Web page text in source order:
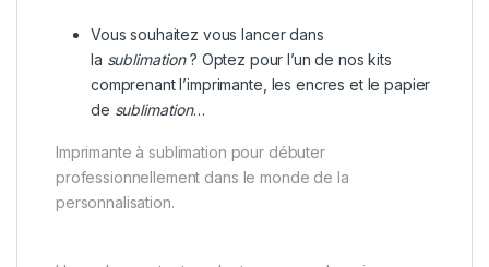
Vous souhaitez vous lancer dans
la sublimation? Optez pour l’un de nos kits
comprenant l’imprimante, les encres et le papier
de sublimation…
Imprimante à sublimation pour débuter
professionnellement dans le monde de la
personnalisation.